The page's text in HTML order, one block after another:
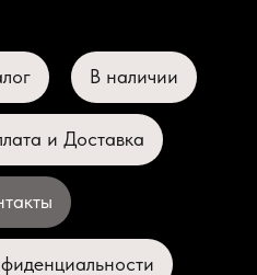
В наличии
и Доставка